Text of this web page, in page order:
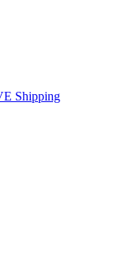
Shipping